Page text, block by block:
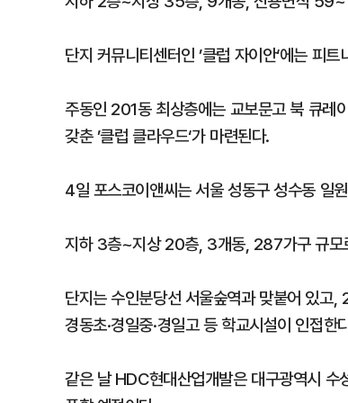
단지 커뮤니티센터인 ’클럽 자이안‘에는 피
주동인 201동 최상층에는 교보문고 북 큐레
갖춘 ’클럽 클라우드‘가 마련된다.
4일 포스코이앤씨는 서울 성동구 성수동 일
지하 3층~지상 20층, 3개동, 287가구 규
단지는 수인분당선 서울숲역과 맞붙어 있고
경동초·경일중·경일고 등 학교시설이 인접한
같은 날 HDC현대산업개발은 대구광역시 수